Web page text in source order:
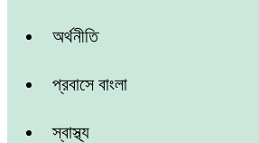
অর্থনীতি
প্রবাসে বাংলা
স্বাস্থ্য